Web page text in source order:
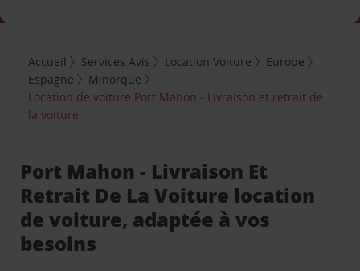
Accueil Services Avis Location Voiture
Europe
Espagne
Minorque
Location de voiture Port Mahon - Livraison et retrait de
la voiture
Port Mahon - Livraison Et
Retrait De La Voiture location
de voiture, adaptée à vos
besoins